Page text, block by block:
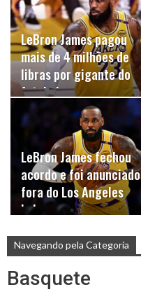
LeBron James pagou
mais de 4 milhões de
libras por gigante do
futebol…
LeBron James fechou
acordo e foi anunciado
fora do Los Angeles
Lakers
Navegando pela Categoria
Basquete